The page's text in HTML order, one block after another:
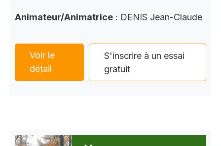
Animateur/Animatrice : DENIS Jean-Claude
Voir le
détail
S'inscrire à un essai
gratuit